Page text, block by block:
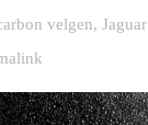
velgen,